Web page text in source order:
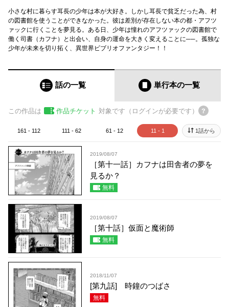
小さな村に暮らす耳長の少年は本が大好き。しかし耳長で貧乏だった為、村
の図書館を使うことができなかった。彼は差別が存在しない本の都・アフツ
ァックに行くことを夢見る。ある日、少年は憧れのアフツァックの図書館で
働く司書（カフナ）と出会い、自身の運命を大きく変えることに──。孤独な
少年が未来を切り拓く、異世界ビブリオファンタジー！！
話の一覧 単行本の一覧
この作品は 作品チケット 対象です（ログインが必要です）
161 - 112 111 - 62 61 - 12 11 - 1 1話から
2019/08/07
［第十一話］カフナは田舎者の夢を
見るか？
無料
2019/08/07
［第十話］仮面と魔術師
無料
2018/11/07
[第九話] 時鐘のつばさ
無料